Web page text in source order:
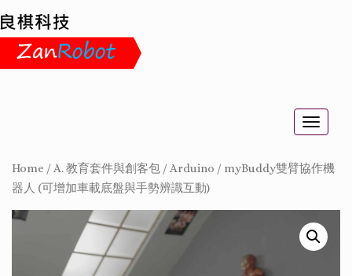
Toggle
Home / A. 教育套件與創客包 / Arduino / myBuddy雙臂協作機
器人 (可增加車載底盤與手勢辨識互動)